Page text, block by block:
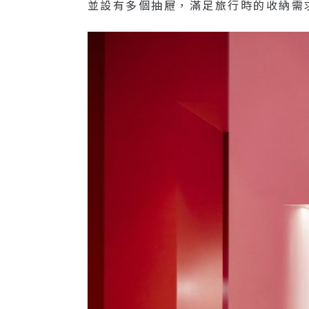
並設有多個抽屜，滿足旅行時的收納需